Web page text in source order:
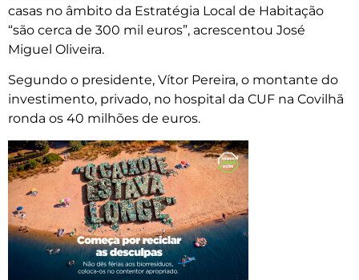
casas no âmbito da Estratégia Local de Habitação
“são cerca de 300 mil euros”, acrescentou José
Miguel Oliveira.
Segundo o presidente, Vítor Pereira, o montante do
investimento, privado, no hospital da CUF na Covilhã
ronda os 40 milhões de euros.